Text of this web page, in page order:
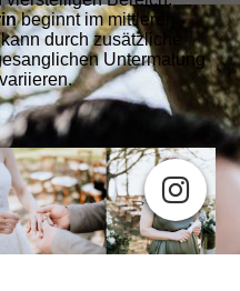
beginnt im mittleren
durch zusätzliche
Untermalung